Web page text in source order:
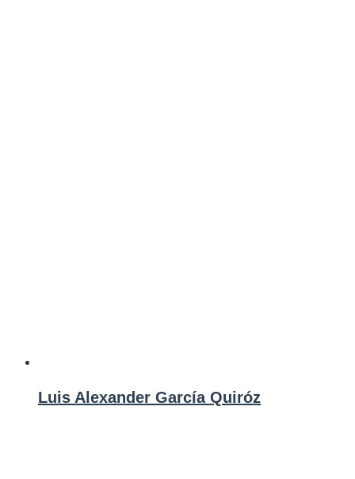
Luis Alexander García Quiróz